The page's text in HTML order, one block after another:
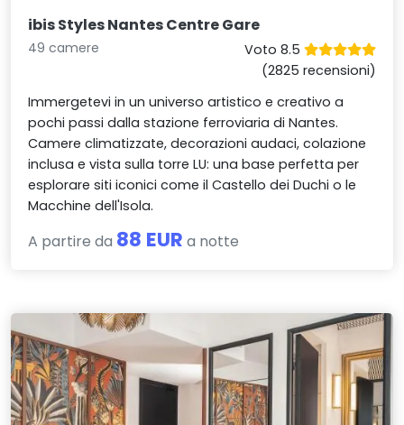
ibis Styles Nantes Centre Gare
49 camere
Voto 8.5
(2825 recensioni)
Immergetevi in un universo artistico e creativo a
pochi passi dalla stazione ferroviaria di Nantes.
Camere climatizzate, decorazioni audaci, colazione
inclusa e vista sulla torre LU: una base perfetta per
esplorare siti iconici come il Castello dei Duchi o le
Macchine dell'Isola.
A partire da 88 EUR a notte